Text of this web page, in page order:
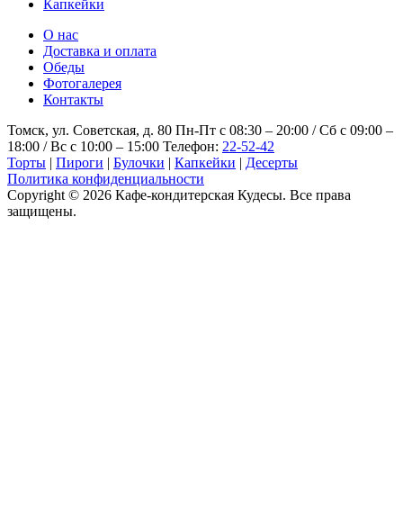
Капкейки
О нас
Доставка и оплата
Обеды
Фотогалерея
Контакты
Томск, ул. Советская, д. 80 Пн-Пт с 08:30 – 20:00 / Сб с 09:00 –
18:00 / Вс с 10:00 – 15:00 Телефон: 22-52-42
Торты | Пироги | Булочки | Капкейки | Десерты
Политика конфиденциальности
Copyright © 2026 Кафе-кондитерская Кудесы. Все права
защищены.